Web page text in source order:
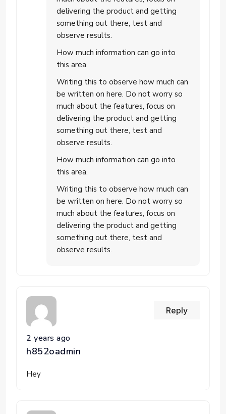
delivering the product and getting
something out there, test and
observe results.
How much information can go into
this area.
Writing this to observe how much can
be written on here. Do not worry so
much about the features, focus on
delivering the product and getting
something out there, test and
observe results.
How much information can go into
this area.
Writing this to observe how much can
be written on here. Do not worry so
much about the features, focus on
delivering the product and getting
something out there, test and
observe results.
2 years ago
h852oadmin
Reply
Hey